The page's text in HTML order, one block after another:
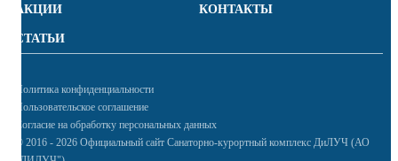
АКЦИИ КОНТАКТЫ
СТАТЬИ
Политика конфиденциальности
Пользовательское соглашение
Согласие на обработку персональных данных
© 2016 - 2026 Официальный сайт Санаторно-курортный комплекс ДиЛУЧ (АО